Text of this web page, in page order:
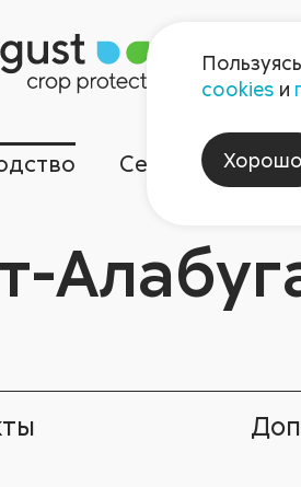
Сервисы
cookies и
Хорошо